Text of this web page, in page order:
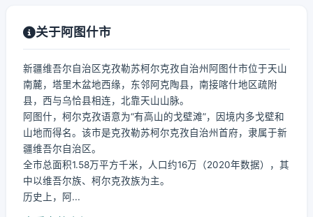
关于阿图什市
新疆维吾尔自治区克孜勒苏柯尔克孜自治州阿图什市位于天山
南麓，塔里木盆地西缘，东邻阿克陶县，南接喀什地区疏附
县，西与乌恰县相连，北靠天山山脉。
阿图什，柯尔克孜语意为“有高山的戈壁滩”，因境内多戈壁和
山地而得名。该市是克孜勒苏柯尔克孜自治州首府，隶属于新
疆维吾尔自治区。
全市总面积1.58万平方千米，人口约16万（2020年数据），其
中以维吾尔族、柯尔克孜族为主。
历史上，阿...